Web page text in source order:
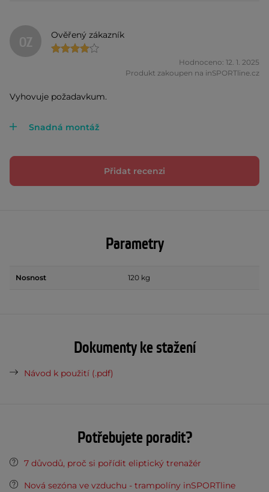
OZ Ověřený zákazník
Hodnoceno: 12. 1. 2025
Produkt zakoupen na inSPORTline.cz
Vyhovuje požadavkum.
Snadná montáž
Přidat recenzi
Parametry
Nosnost 120 kg
Dokumenty ke stažení
Návod k použití (.pdf)
Potřebujete poradit?
7 důvodů, proč si pořídit eliptický trenažér
Nová sezóna ve vzduchu - trampolíny inSPORTline